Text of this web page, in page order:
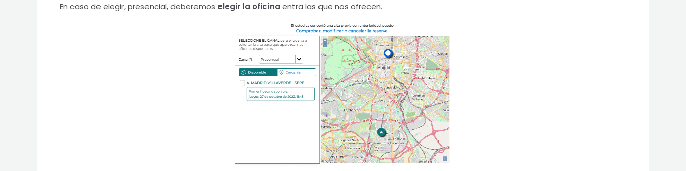
En caso de elegir, presencial, deberemos elegir la oficina entra las que nos ofrecen.